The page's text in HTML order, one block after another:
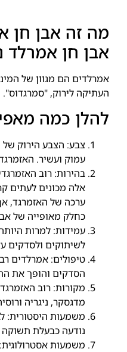
מה זה אבן חן
אבן חן אמרלד
אמרלדים הם מגוון של
העתיקה לירוק,
להלן כמה
צבע: הצבע הירוק של
עמוק ועשיר.
בהירות: רוב
אלה מכונים לעתים
ערכה של האזמרגד,
כחלק מאופייה של
לשיתוקים ולסדקים
טיפולים: אמרלדים
הסדקים והופך את
מקורות: רוב
מדגסקר, ניגריה
משמעות היסטורית:
נודעה כבעלת תשוקה